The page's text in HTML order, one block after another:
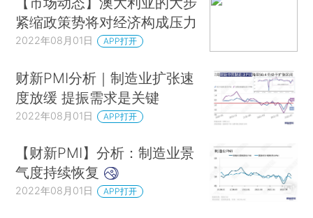
紧缩政策势将对经济构成压力
2022年08月01日 APP打开
财新PMI分析｜制造业扩张速
度放缓 提振需求是关键
2022年08月01日 APP打开
【财新PMI】分析：制造业景
气度持续恢复
2022年08月01日 APP打开